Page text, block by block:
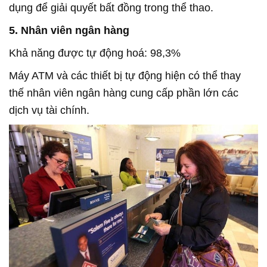
dụng để giải quyết bất đồng trong thể thao.
5. Nhân viên ngân hàng
Khả năng được tự động hoá: 98,3%
Máy ATM và các thiết bị tự động hiện có thể thay
thế nhân viên ngân hàng cung cấp phần lớn các
dịch vụ tài chính.